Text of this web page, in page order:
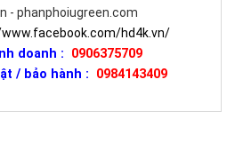
- phanphoiugreen.com
hd4k.vn/
doanh : 0906375709
/ bảo hành : 0984143409